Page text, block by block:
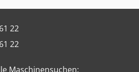
Für Schweine
22
22
Maschinensuchen: